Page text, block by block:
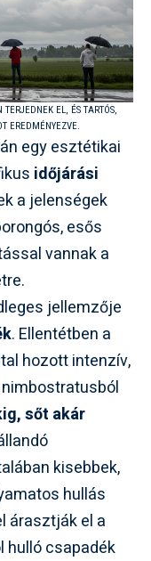
EL, ÉS TARTÓS,
EREDMÉNYEZVE.
egy esztétikai
időjárási
a jelenségek
esős
vannak a
jellemzője
. Ellentétben a
hozott intenzív,
sőt akár
kisebbek,
hullás
árasztják el a
hulló csapadék